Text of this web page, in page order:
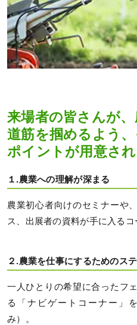
来場者の皆さんが
道筋を掴めるよう
ポイントが用意され
１.農業への理解が深まる
農業初心者向けのセミナーや
ス、出展者の資料が手に入るコ
２.農業を仕事にするためのス
一人ひとりの希望に合ったフ
る「ナビゲートコーナー」
み）。